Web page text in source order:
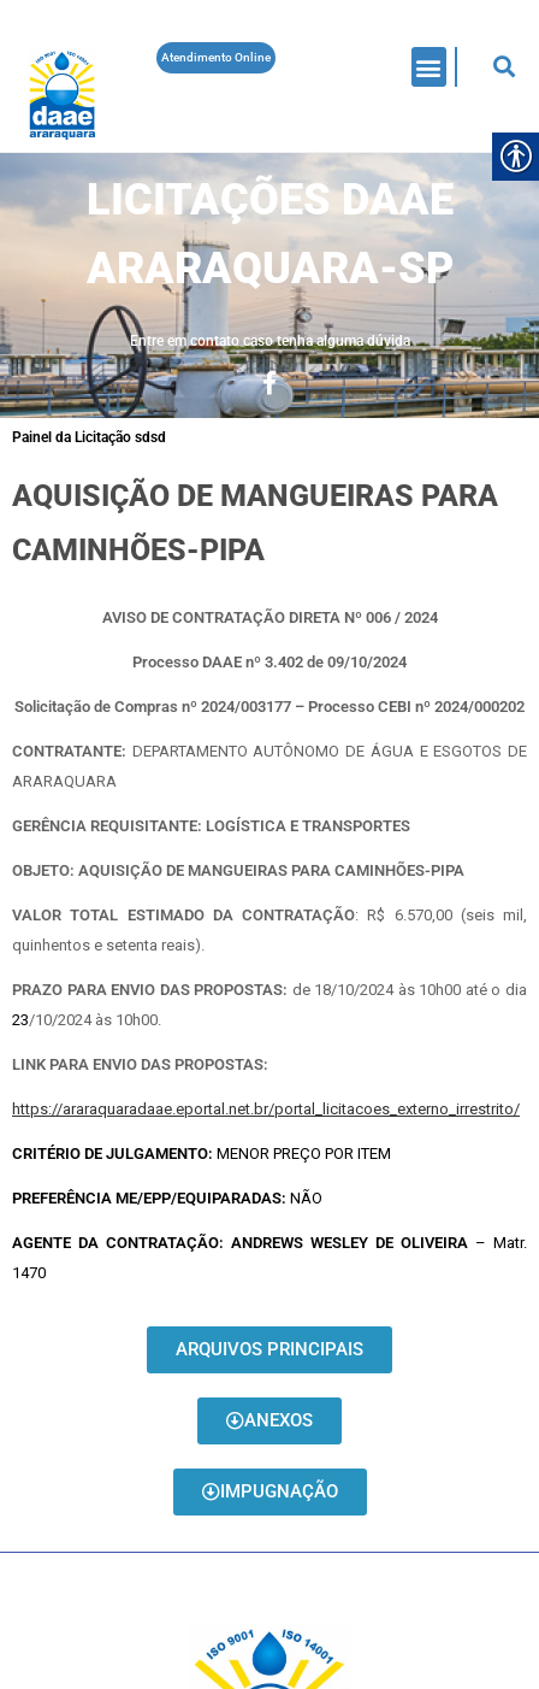
Atendimento Online
LICITAÇÕES DAAE
ARARAQUARA-SP
Entre em contato caso tenha alguma dúvida
Painel da Licitação sdsd
AQUISIÇÃO DE MANGUEIRAS PARA
CAMINHÕES-PIPA
AVISO DE CONTRATAÇÃO DIRETA Nº 006 / 2024
Processo DAAE nº 3.402 de 09/10/2024
Solicitação de Compras nº 2024/003177 – Processo CEBI nº 2024/000202
CONTRATANTE: DEPARTAMENTO AUTÔNOMO DE ÁGUA E ESGOTOS DE
ARARAQUARA
GERÊNCIA REQUISITANTE: LOGÍSTICA E TRANSPORTES
OBJETO: AQUISIÇÃO DE MANGUEIRAS PARA CAMINHÕES-PIPA
VALOR TOTAL ESTIMADO DA CONTRATAÇÃO:R$ 6.570,00 (seis mil,
quinhentos e setenta reais).
PRAZO PARA ENVIO DAS PROPOSTAS: de 18/10/2024 às 10h00 até o dia
23/10/2024 às 10h00.
LINK PARA ENVIO DAS PROPOSTAS:
https://araraquaradaae.eportal.net.br/portal_licitacoes_externo_irrestrito/
CRITÉRIO DE JULGAMENTO: MENOR PREÇO POR ITEM
PREFERÊNCIA ME/EPP/EQUIPARADAS: NÃO
AGENTE DA CONTRATAÇÃO: ANDREWS WESLEY DE OLIVEIRA – Matr.
1470
ARQUIVOS PRINCIPAIS
ANEXOS
IMPUGNAÇÃO